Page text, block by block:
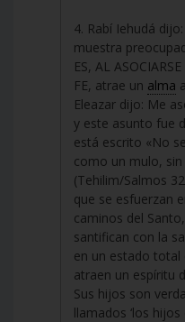
4. Rabí Iehudá
muestra
ES, AL
FE, atrae un alma
Eleazar dijo: Me
y este asunto fue
está escrito «No
como un mulo,
(Tehilim/Salmos
que se esfuerzan
caminos del
santifican con la
en un estado total
atraen un espíritu
Sus hijos son
llamados ‘los hijos